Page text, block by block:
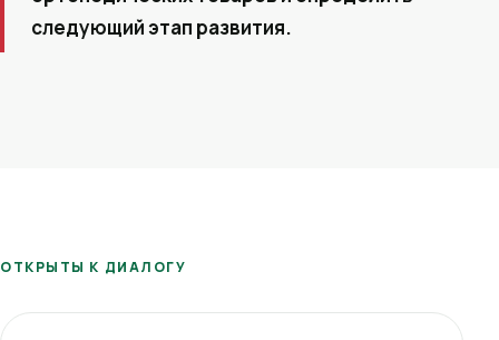
следующий этап развития.
ОТКРЫТЫ К ДИАЛОГУ